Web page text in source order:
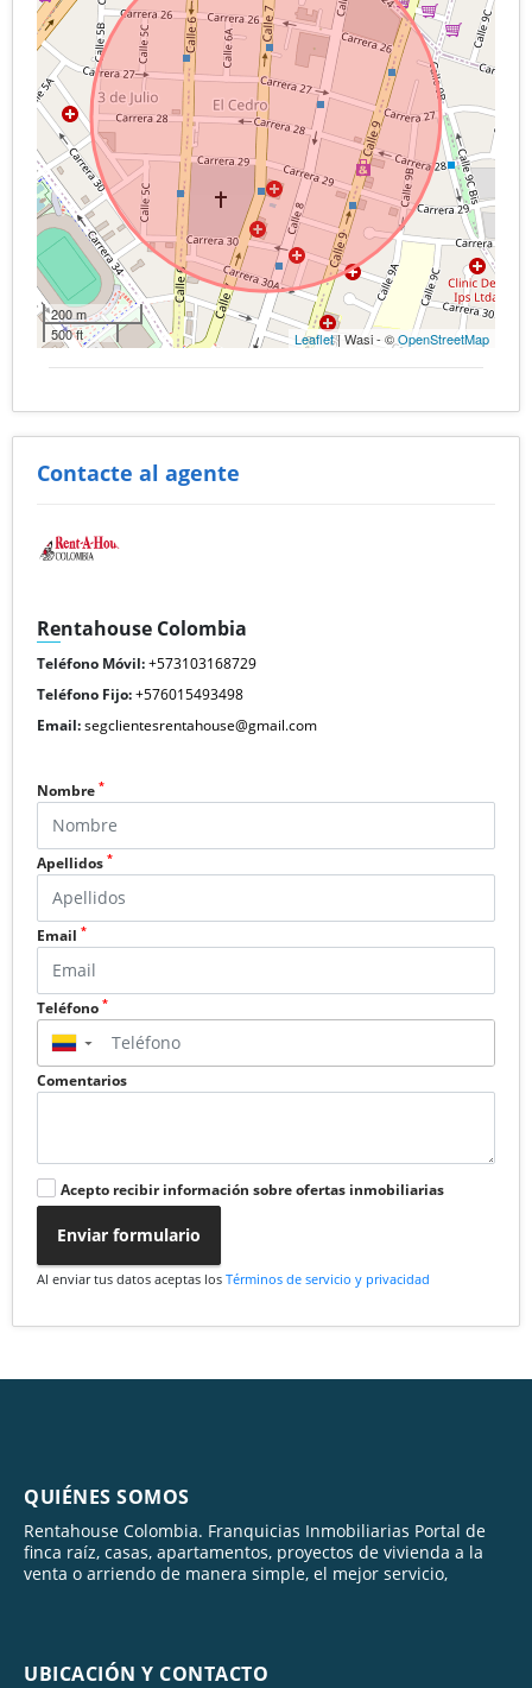
200 m
500 ft
Leaflet| Wasi - ©OpenStreetMap
Contacte al agente
Rentahouse Colombia
Teléfono Móvil:+573103168729
Teléfono Fijo:+576015493498
Email:segclientesrentahouse@gmail.com
Nombre *
Apellidos *
Email *
Teléfono *
▼
Comentarios
Acepto recibir información sobre ofertas inmobiliarias
Enviar formulario
Al enviar tus datos aceptas los Términos de servicio y privacidad
QUIÉNES SOMOS
Rentahouse Colombia. Franquicias Inmobiliarias Portal de
finca raíz, casas, apartamentos, proyectos de vivienda a la
venta o arriendo de manera simple, el mejor servicio,
UBICACIÓN Y CONTACTO